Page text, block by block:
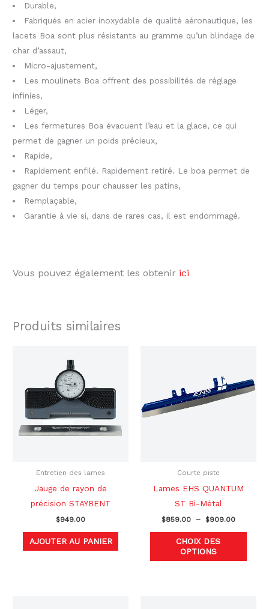
Durable,
Fabriqués en acier inoxydable de qualité aéronautique, les
lacets Boa sont plus résistants au gramme qu’un blindage de
char d’assaut,
Micro-ajustement,
Les moulinets Boa offrent des possibilités de réglage
infinies,
Léger,
Les fermetures Boa évacuent l’eau et la glace, ce qui
permet de gagner un poids précieux,
Rapide,
Rapidement enfilé. Rapidement retiré. Le boa permet de
gagner du temps pour chausser les patins,
Remplaçable,
Garantie à vie si, dans de rares cas, il est endommagé.
Vous pouvez également les obtenir ici
Produits similaires
Entretien des lames
Jauge de rayon de
précision STAYBENT
$949.00
AJOUTER AU PANIER
Courte piste
Lames EHS QUANTUM
ST Bi-Métal
$859.00 – $909.00
$859.00
à
$909.00
CHOIX DES
OPTIONS
a
page